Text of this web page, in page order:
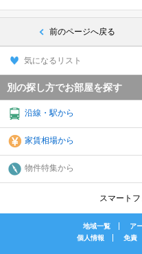
前のページへ戻る
気になるリスト
別の探し方でお部屋を探す
沿線・駅から
家賃相場から
物件特集から
スマートフ
地域一覧 ア
個人情報
免責